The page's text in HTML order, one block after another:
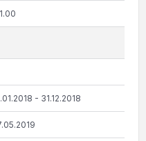
- 31.12.2018